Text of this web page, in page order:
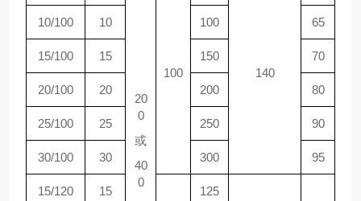
20
0
或
40
0
100 140
10/100 10 100 65
15/100 15 150 70
20/100 20 200 80
25/100 25 250 90
30/100 30 300 95
15/120 15 125